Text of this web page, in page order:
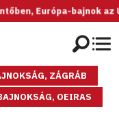
bajnok az U20-as női
ZÁGRÁB
OEIRAS